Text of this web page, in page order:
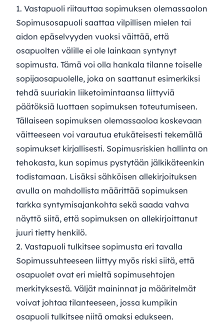
1. Vastapuoli riitauttaa sopimuksen olemassaolon
Sopimusosapuoli saattaa vilpillisen mielen tai
aidon epäselvyyden vuoksi väittää, että
osapuolten välille ei ole lainkaan syntynyt
sopimusta. Tämä voi olla hankala tilanne toiselle
sopijaosapuolelle, joka on saattanut esimerkiksi
tehdä suuriakin liiketoimintaansa liittyviä
päätöksiä luottaen sopimuksen toteutumiseen.
Tällaiseen sopimuksen olemassaoloa koskevaan
väitteeseen voi varautua etukäteisesti tekemällä
sopimukset kirjallisesti. Sopimusriskien hallinta on
tehokasta, kun sopimus pystytään jälkikäteenkin
todistamaan. Lisäksi sähköisen allekirjoituksen
avulla on mahdollista määrittää sopimuksen
tarkka syntymisajankohta sekä saada vahva
näyttö siitä, että sopimuksen on allekirjoittanut
juuri tietty henkilö.
2. Vastapuoli tulkitsee sopimusta eri tavalla
Sopimussuhteeseen liittyy myös riski siitä, että
osapuolet ovat eri mieltä sopimusehtojen
merkityksestä. Väljät maininnat ja määritelmät
voivat johtaa tilanteeseen, jossa kumpikin
osapuoli tulkitsee niitä omaksi edukseen.